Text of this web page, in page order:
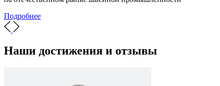
Подробнее
Наши достижения и отзывы